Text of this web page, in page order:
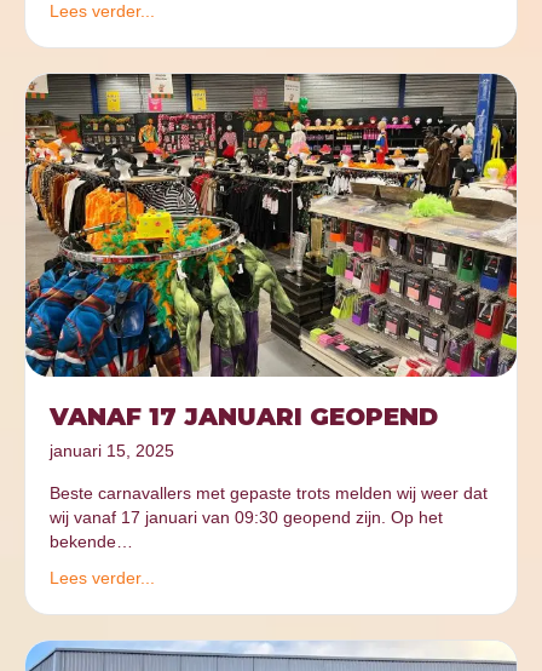
Lees verder...
VANAF 17 JANUARI GEOPEND
januari 15, 2025
Beste carnavallers met gepaste trots melden wij weer dat
wij vanaf 17 januari van 09:30 geopend zijn. Op het
bekende…
Lees verder...